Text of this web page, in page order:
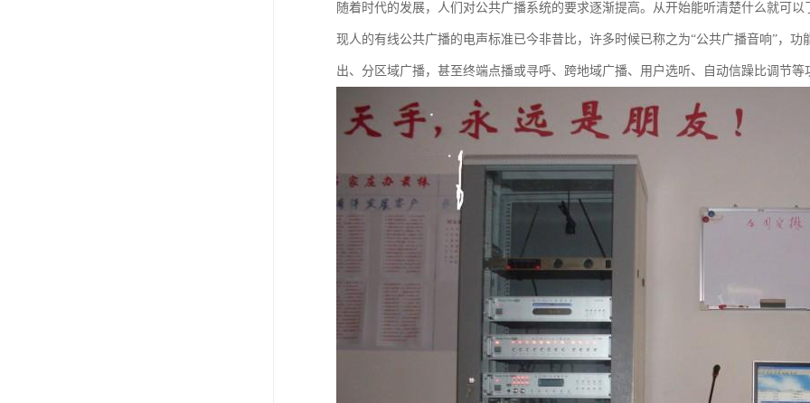
随着时代的发展，人们对公共广播系统的要求逐渐提高。从开始能听清楚什么就可
现人的有线公共广播的电声标准已今非昔比，许多时候已称之为“公共广播音响”，
出、分区域广播，甚至终端点播或寻呼、跨地域广播、用户选听、自动信躁比调节等